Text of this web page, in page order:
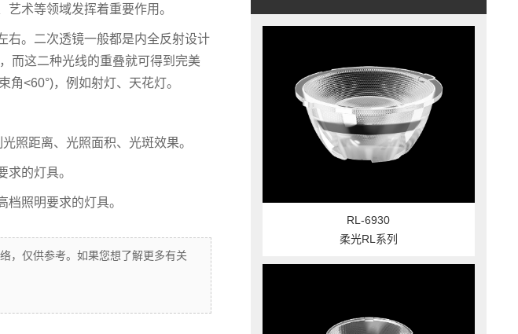
术等领域发挥着重要作用。
右。二次透镜一般都是内全反射设计
而这二种光线的重叠就可得到完美
<60°)，例如射灯、天花灯。
照距离、光照面积、光斑效果。
的灯具。
照明要求的灯具。
，仅供参考。如果您想了解更多有关
RL-6930
柔光RL系列